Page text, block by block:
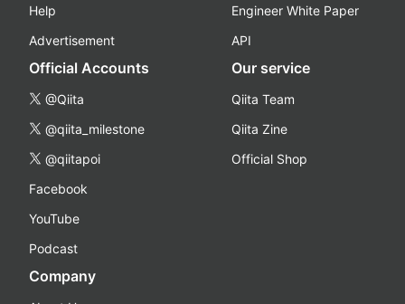
Help
Advertisement
Engineer White Paper
API
Official Accounts
@Qiita
@qiita_milestone
@qiitapoi
Facebook
YouTube
Podcast
Our service
Qiita Team
Qiita Zine
Official Shop
Company